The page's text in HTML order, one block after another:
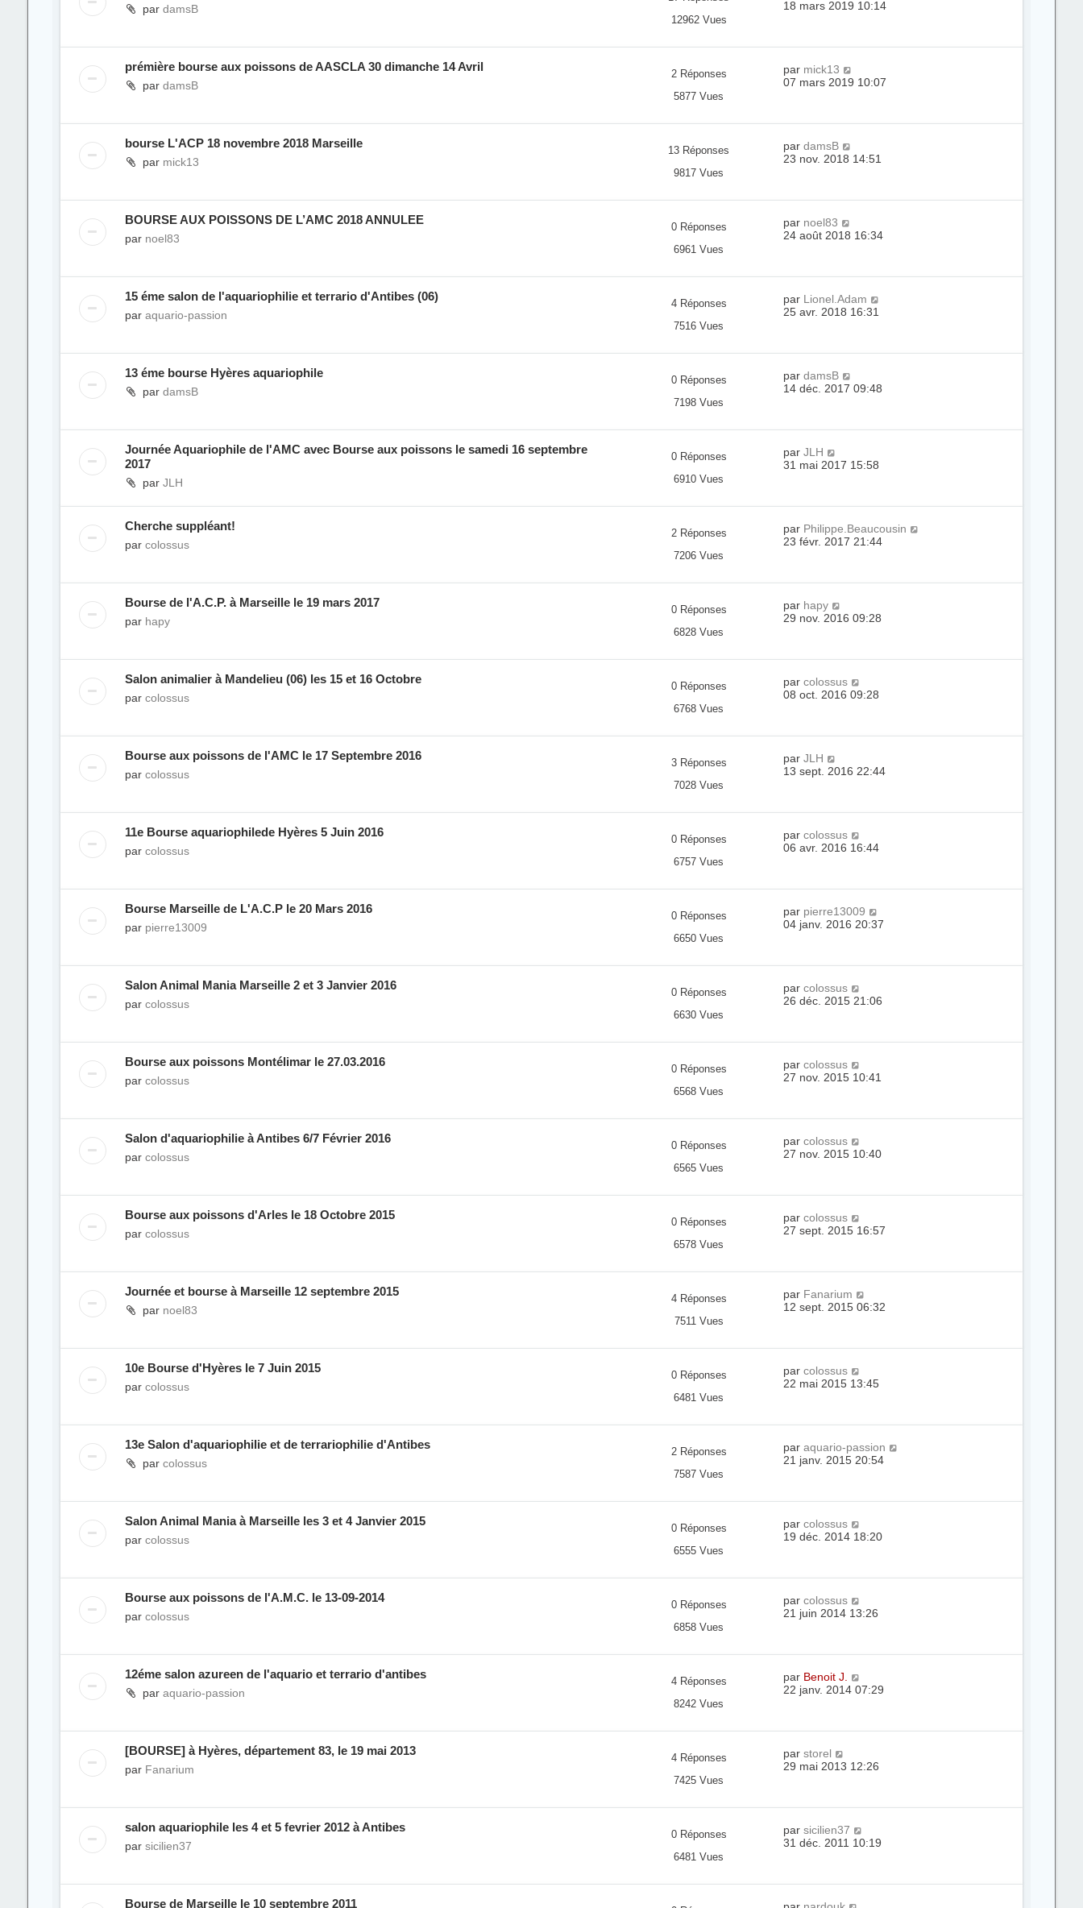
par damsB
12962 Vues
18 mars 2019 10:14
prémière bourse aux poissons de AASCLA 30 dimanche 14 Avril
par damsB
2 Réponses
5877 Vues
par mick13
07 mars 2019 10:07
bourse L'ACP 18 novembre 2018 Marseille
par mick13
13 Réponses
9817 Vues
pardamsB
23 nov. 2018 14:51
BOURSE AUX POISSONS DE L’AMC 2018 ANNULEE
par noel83
0 Réponses
6961 Vues
par noel83
24 août 2018 16:34
15 éme salon de l'aquariophilie et terrario d'Antibes (06)
par aquario-passion
4 Réponses
7516 Vues
par Lionel.Adam
25 avr. 2018 16:31
13 éme bourse Hyères aquariophile
par damsB
0 Réponses
7198 Vues
pardamsB
14 déc. 2017 09:48
Journée Aquariophile de l'AMC avec Bourse aux poissons le samedi 16 septembre
2017
par JLH
0 Réponses
6910 Vues
parJLH
31 mai 2017 15:58
Cherche suppléant!
par colossus
2 Réponses
7206 Vues
par Philippe.Beaucousin
23 févr. 2017 21:44
Bourse de l'A.C.P. à Marseille le 19 mars 2017
par hapy
0 Réponses
6828 Vues
par hapy
29 nov. 2016 09:28
Salon animalier à Mandelieu (06) les 15 et 16 Octobre
par colossus
0 Réponses
6768 Vues
parcolossus
08 oct. 2016 09:28
Bourse aux poissons de l'AMC le 17 Septembre 2016
par colossus
3 Réponses
7028 Vues
parJLH
13 sept. 2016 22:44
11e Bourse aquariophilede Hyères 5 Juin 2016
par colossus
0 Réponses
6757 Vues
parcolossus
06 avr. 2016 16:44
Bourse Marseille de L'A.C.P le 20 Mars 2016
par pierre13009
0 Réponses
6650 Vues
par pierre13009
04 janv. 2016 20:37
Salon Animal Mania Marseille 2 et 3 Janvier 2016
par colossus
0 Réponses
6630 Vues
parcolossus
26 déc. 2015 21:06
Bourse aux poissons Montélimar le 27.03.2016
par colossus
0 Réponses
6568 Vues
parcolossus
27 nov. 2015 10:41
Salon d'aquariophilie à Antibes 6/7 Février 2016
par colossus
0 Réponses
6565 Vues
parcolossus
27 nov. 2015 10:40
Bourse aux poissons d'Arles le 18 Octobre 2015
par colossus
0 Réponses
6578 Vues
parcolossus
27 sept. 2015 16:57
Journée et bourse à Marseille 12 septembre 2015
par noel83
4 Réponses
7511 Vues
par Fanarium
12 sept. 2015 06:32
10e Bourse d'Hyères le 7 Juin 2015
par colossus
0 Réponses
6481 Vues
parcolossus
22 mai 2015 13:45
13e Salon d'aquariophilie et de terrariophilie d'Antibes
par colossus
2 Réponses
7587 Vues
paraquario-passion
21 janv. 2015 20:54
Salon Animal Mania à Marseille les 3 et 4 Janvier 2015
par colossus
0 Réponses
6555 Vues
parcolossus
19 déc. 2014 18:20
Bourse aux poissons de l'A.M.C. le 13-09-2014
par colossus
0 Réponses
6858 Vues
parcolossus
21 juin 2014 13:26
12éme salon azureen de l'aquario et terrario d'antibes
par aquario-passion
4 Réponses
8242 Vues
par Benoit J.
22 janv. 2014 07:29
[BOURSE] à Hyères, département 83, le 19 mai 2013
par Fanarium
4 Réponses
7425 Vues
parstorel
29 mai 2013 12:26
salon aquariophile les 4 et 5 fevrier 2012 à Antibes
par sicilien37
0 Réponses
6481 Vues
parsicilien37
31 déc. 2011 10:19
Bourse de Marseille le 10 septembre 2011